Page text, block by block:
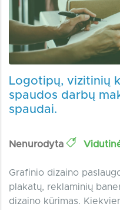
Logotipų, vizitinių
spaudos darbų
spaudai.
Nenurodyta
Grafinio dizaino
plakatų, reklaminių
dizaino kūrimas.